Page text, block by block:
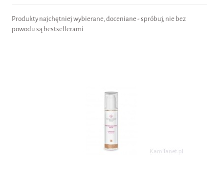
Produkty najchętniej wybierane, doceniane - spróbuj, nie bez
powodu są bestsellerami